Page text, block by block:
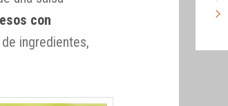
con
ingredientes,